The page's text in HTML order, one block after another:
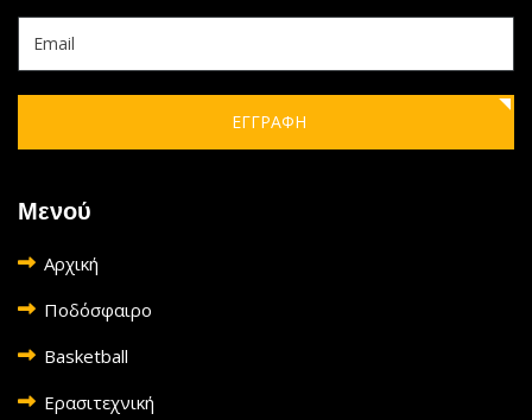
ΕΓΓΡΑΦΗ
Μενού
Αρχική
Ποδόσφαιρο
Basketball
Ερασιτεχνική